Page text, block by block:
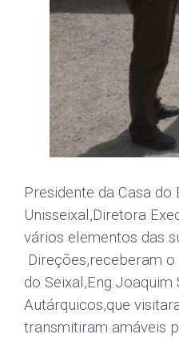
Presidente da Casa
Unisseixal,Diretora
vários elementos das
Direções,receberam
do
transmitiram amáveis
No espaço da Casa do
responsável da
Diretora Executiva da
Rosa Duarte.
Um grupo de